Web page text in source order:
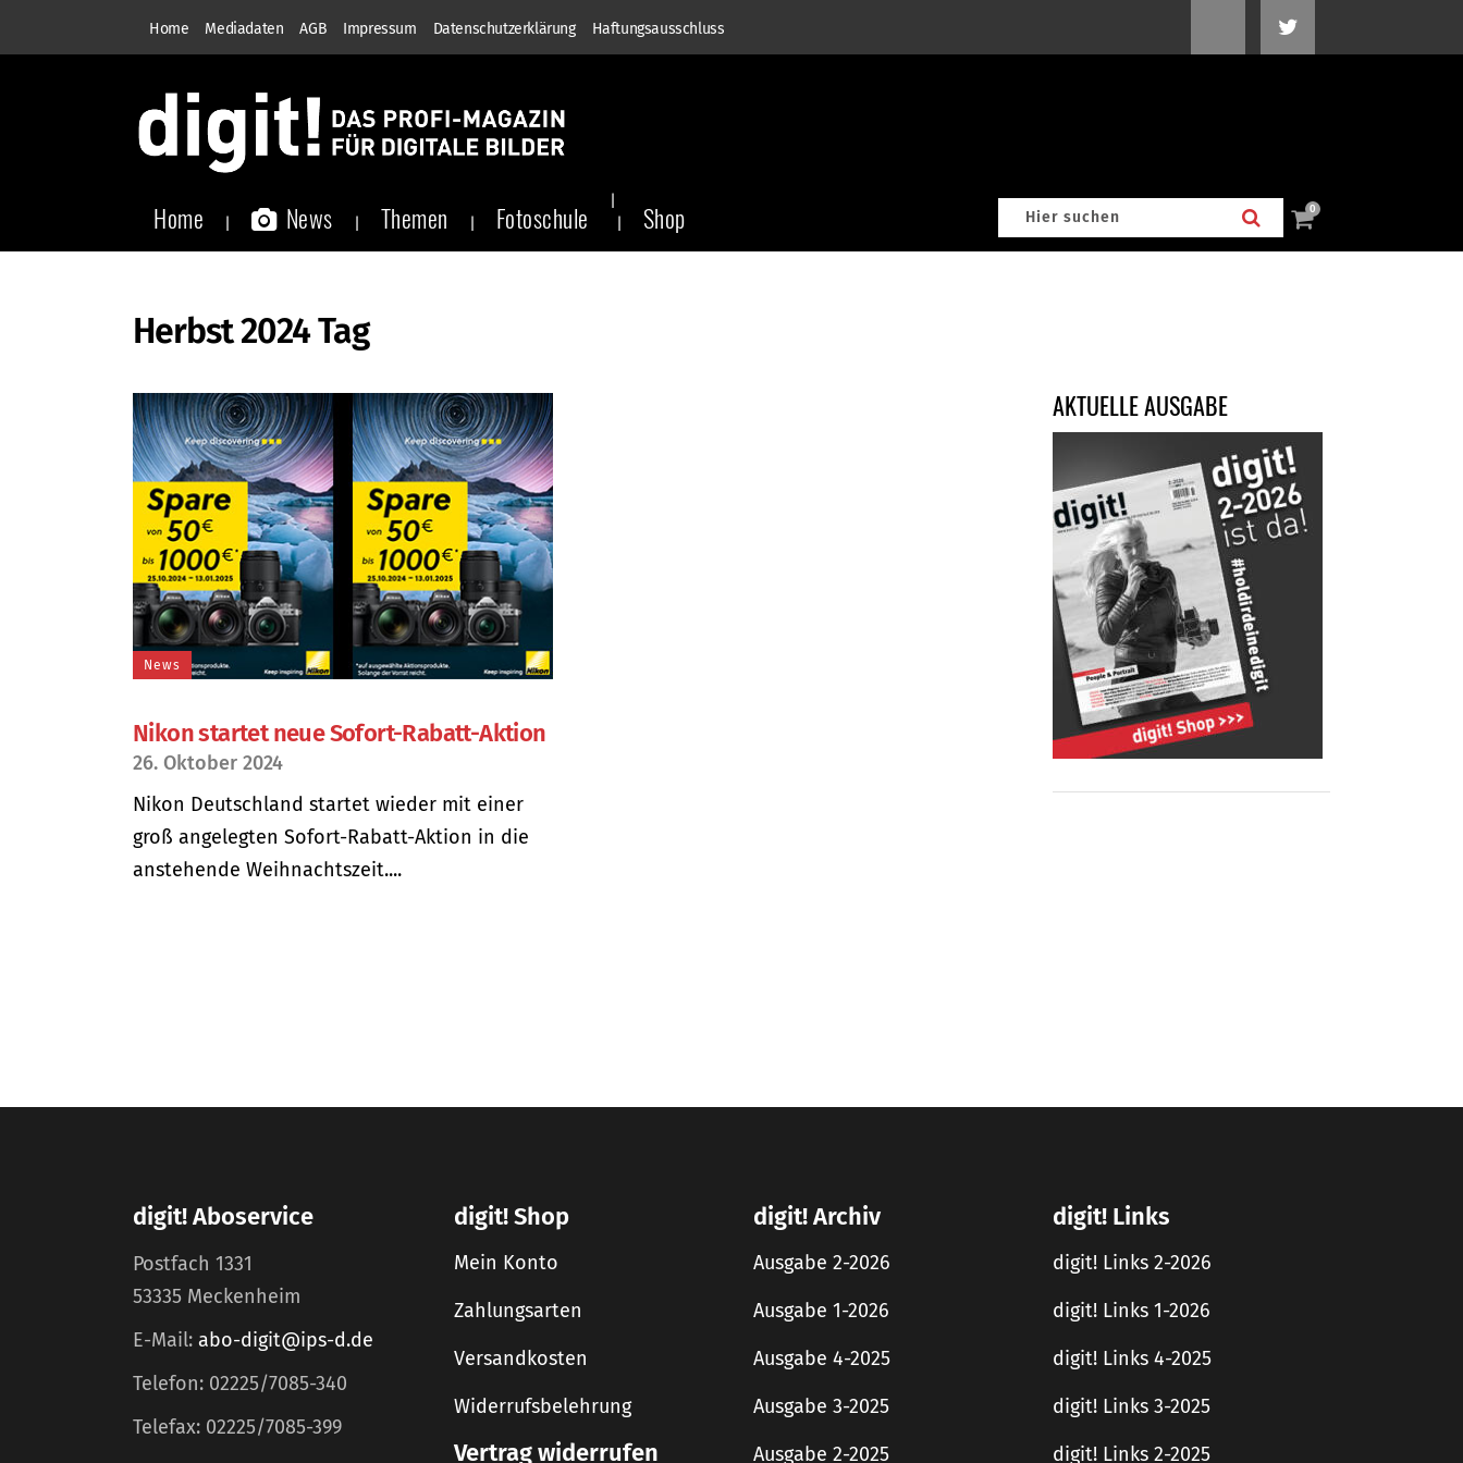
Home Mediadaten AGB Impressum Datenschutzerklärung Haftungsausschluss
Home News Themen Fotoschule Shop 0
Herbst 2024 Tag
News
Nikon startet neue Sofort-Rabatt-Aktion
26. Oktober 2024
Nikon Deutschland startet wieder mit einer
groß angelegten Sofort-Rabatt-Aktion in die
anstehende Weihnachtszeit....
AKTUELLE AUSGABE
digit! Aboservice
Postfach 1331
53335 Meckenheim
E-Mail: abo-digit@ips-d.de
Telefon: 02225/7085-340
Telefax: 02225/7085-399
digit! Shop
Mein Konto
Zahlungsarten
Versandkosten
Widerrufsbelehrung
Vertrag widerrufen
digit! Archiv
Ausgabe 2-2026
Ausgabe 1-2026
Ausgabe 4-2025
Ausgabe 3-2025
Ausgabe 2-2025
digit! Links
digit! Links 2-2026
digit! Links 1-2026
digit! Links 4-2025
digit! Links 3-2025
digit! Links 2-2025